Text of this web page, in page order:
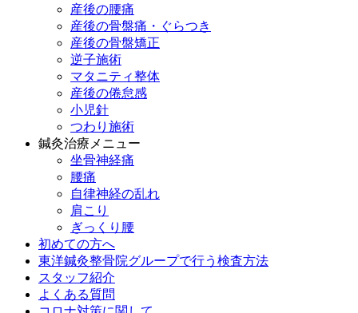
産後の腰痛
産後の骨盤痛・ぐらつき
産後の骨盤矯正
逆子施術
マタニティ整体
産後の倦怠感
小児針
つわり施術
鍼灸治療メニュー
坐骨神経痛
腰痛
自律神経の乱れ
肩こり
ぎっくり腰
初めての方へ
東洋鍼灸整骨院グループで行う検査方法
スタッフ紹介
よくある質問